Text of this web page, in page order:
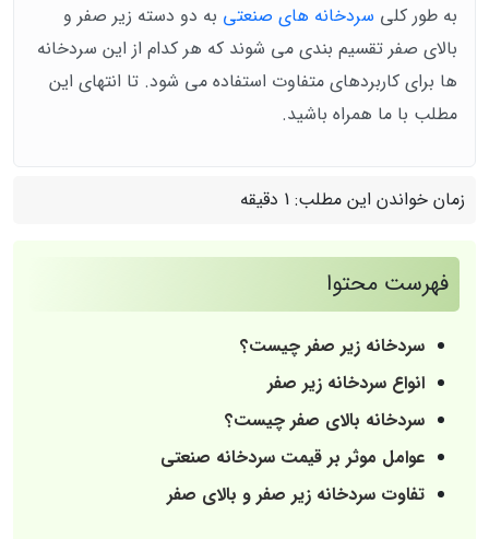
به طور کلی سردخانه های صنعتی به دو دسته زیر صفر و
بالای صفر تقسیم بندی می شوند که هر کدام از این سردخانه‌
ها برای کاربردهای متفاوت استفاده می‌ شود. تا انتهای این
مطلب با ما همراه باشید.
زمان خواندن این مطلب: 1 دقیقه
فهرست محتوا
سردخانه زیر صفر چیست؟
انواع سردخانه زیر صفر
سردخانه بالای صفر چیست؟
عوامل موثر بر قیمت سردخانه صنعتی
تفاوت سردخانه زیر صفر و بالای صفر